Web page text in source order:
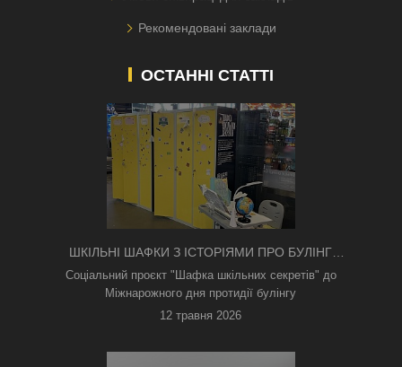
Рекомендовані заклади
ОСТАННІ СТАТТІ
ШКІЛЬНІ ШАФКИ З ІСТОРІЯМИ ПРО БУЛІНГ
З'ЯВИЛИСЯ В КИЄВІ
Соціальний проєкт "Шафка шкільних секретів" до
Міжнарожного дня протидії булінгу
12 травня 2026